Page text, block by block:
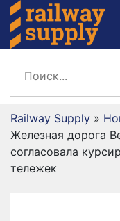
Railway Supply »
Железная дорога
согласовала
тележек